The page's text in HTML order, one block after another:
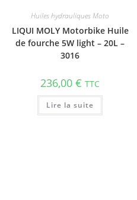
Huiles hydrauliques Moto
LIQUI MOLY Motorbike Huile
de fourche 5W light – 20L –
3016
236,00€ TTC
Lire la suite